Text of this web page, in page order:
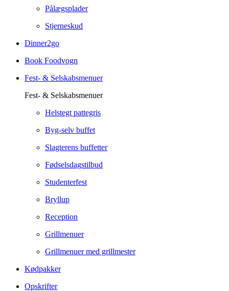
Pålægsplader
Stjerneskud
Dinner2go
Book Foodvogn
Fest- & Selskabsmenuer
Fest- & Selskabsmenuer
Helstegt pattegris
Byg-selv buffet
Slagterens buffetter
Fødselsdagstilbud
Studenterfest
Bryllup
Reception
Grillmenuer
Grillmenuer med grillmester
Kødpakker
Opskrifter